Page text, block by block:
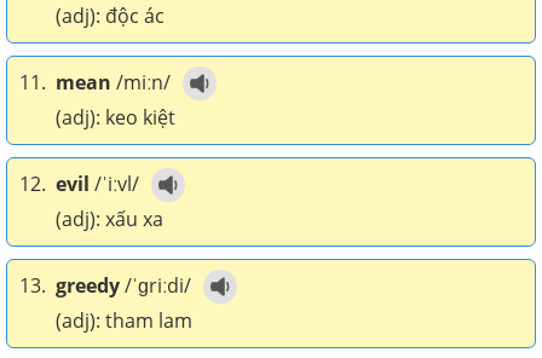
(adj): độc ác
11. mean /miːn/
(adj): keo kiệt
12. evil /ˈiːvl/
(adj): xấu xa
13. greedy/ˈɡriːdi/
(adj): tham lam